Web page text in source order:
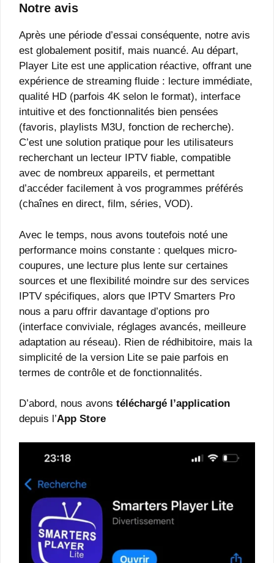
Notre avis
Après une période d’essai conséquente, notre avis
est globalement positif, mais nuancé. Au départ,
Player Lite est une application réactive, offrant une
expérience de streaming fluide : lecture immédiate,
qualité HD (parfois 4K selon le format), interface
intuitive et des fonctionnalités bien pensées
(favoris, playlists M3U, fonction de recherche).
C’est une solution pratique pour les utilisateurs
recherchant un lecteur IPTV fiable, compatible
avec de nombreux appareils, et permettant
d’accéder facilement à vos programmes préférés
(chaînes en direct, film, séries, VOD).
Avec le temps, nous avons toutefois noté une
performance moins constante : quelques micro‐
coupures, une lecture plus lente sur certaines
sources et une flexibilité moindre sur des services
IPTV spécifiques, alors que IPTV Smarters Pro
nous a paru offrir davantage d’options pro
(interface conviviale, réglages avancés, meilleure
adaptation au réseau). Rien de rédhibitoire, mais la
simplicité de la version Lite se paie parfois en
termes de contrôle et de fonctionnalités.
D’abord, nous avons téléchargé l’application
depuis l’App Store